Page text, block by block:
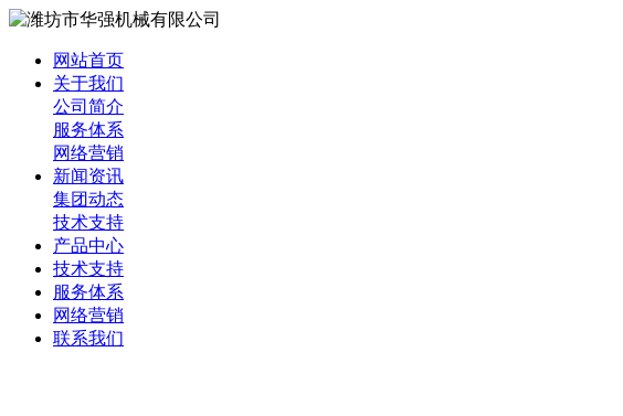
网站首页
关于我们
公司简介
服务体系
网络营销
新闻资讯
集团动态
技术支持
产品中心
技术支持
服务体系
网络营销
联系我们